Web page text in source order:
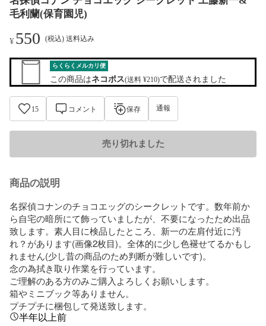
毛利蘭(保育園児)
¥550 (税込) 送料込み
らくらくメルカリ便
この商品はネコポス(送料 ¥210)で配送されました
15 コメント 保存 通報
売り切れました
商品の説明
名探偵コナンのチョコエッグのシークレットです。数年前か
ら自宅の暗所にて飾っていましたが、不要になったため出品
致します。素人目に検品したところ、新一の左肩付近に汚
れ？があります(画像2枚目)。全体的に少し色褪せてるかもし
れません(少し昔の商品のため判断が難しいです)。
念の為拭き取り作業を行っています。
ご理解のある方のみご購入よろしくお願いします。
箱やミニブック等ありません。
プチプチに梱包して発送致します。
半年以上前